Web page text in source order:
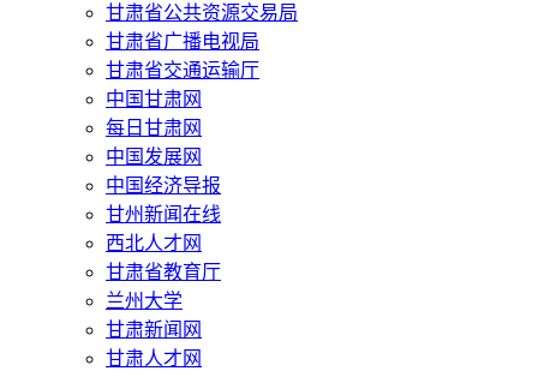
甘肃省公共资源交易局
甘肃省广播电视局
甘肃省交通运输厅
中国甘肃网
每日甘肃网
中国发展网
中国经济导报
甘州新闻在线
西北人才网
甘肃省教育厅
兰州大学
甘肃新闻网
甘肃人才网